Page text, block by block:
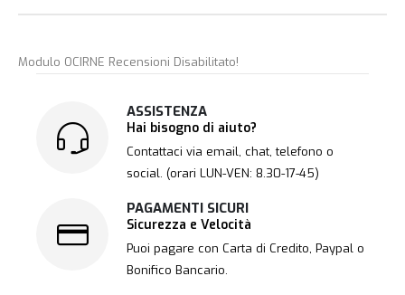
Modulo OCIRNE Recensioni Disabilitato!
ASSISTENZA
Hai bisogno di aiuto?
Contattaci via email, chat, telefono o
social. (orari LUN-VEN: 8.30-17-45)
PAGAMENTI SICURI
Sicurezza e Velocità
Puoi pagare con Carta di Credito, Paypal o
Bonifico Bancario.